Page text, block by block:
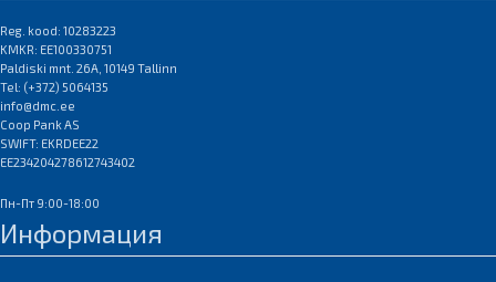
Reg. kood: 10283223
KMKR: EE100330751
Paldiski mnt. 26A, 10149 Tallinn
Tel: (+372) 5064135
info@dmc.ee
Coop Pank AS
SWIFT: EKRDEE22
EE234204278612743402
Пн-Пт 9:00-18:00
Информация